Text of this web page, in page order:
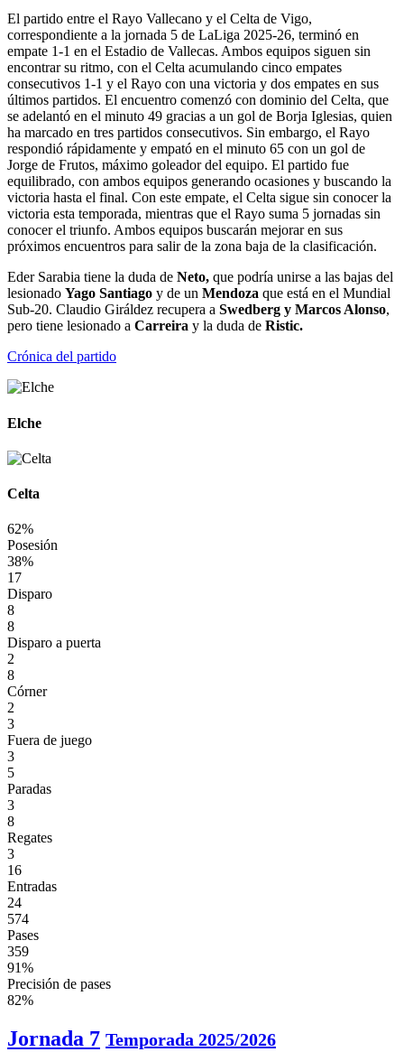
El partido entre el Rayo Vallecano y el Celta de Vigo,
correspondiente a la jornada 5 de LaLiga 2025-26, terminó en
empate 1-1 en el Estadio de Vallecas. Ambos equipos siguen sin
encontrar su ritmo, con el Celta acumulando cinco empates
consecutivos 1-1 y el Rayo con una victoria y dos empates en sus
últimos partidos. El encuentro comenzó con dominio del Celta, que
se adelantó en el minuto 49 gracias a un gol de Borja Iglesias, quien
ha marcado en tres partidos consecutivos. Sin embargo, el Rayo
respondió rápidamente y empató en el minuto 65 con un gol de
Jorge de Frutos, máximo goleador del equipo. El partido fue
equilibrado, con ambos equipos generando ocasiones y buscando la
victoria hasta el final. Con este empate, el Celta sigue sin conocer la
victoria esta temporada, mientras que el Rayo suma 5 jornadas sin
conocer el triunfo. Ambos equipos buscarán mejorar en sus
próximos encuentros para salir de la zona baja de la clasificación.
Eder Sarabia tiene la duda de Neto, que podría unirse a las bajas del
lesionado Yago Santiago y de un Mendoza que está en el Mundial
Sub-20. Claudio Giráldez recupera a Swedberg y Marcos Alonso,
pero tiene lesionado a Carreira y la duda de Ristic.
Crónica del partido
Elche
Celta
62%
Posesión
38%
17
Disparo
8
8
Disparo a puerta
2
8
Córner
2
3
Fuera de juego
3
5
Paradas
3
8
Regates
3
16
Entradas
24
574
Pases
359
91%
Precisión de pases
82%
Jornada 7 Temporada 2025/2026